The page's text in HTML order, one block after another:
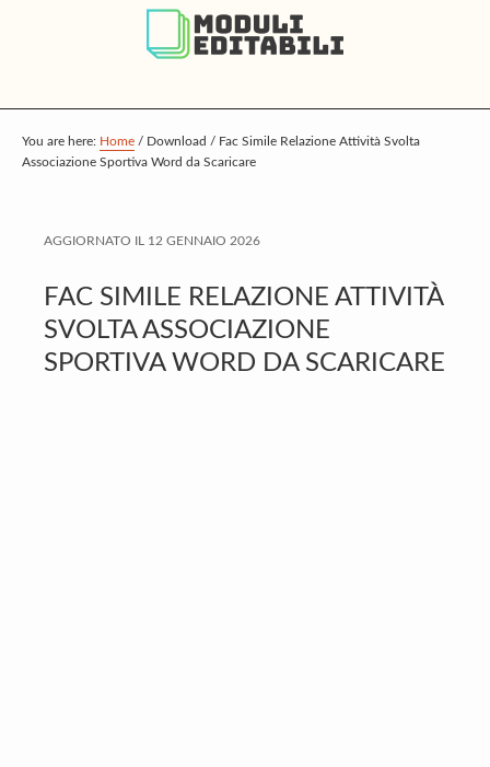
p
t
a
n
c
o
p
t
r
m
a
r
p
t
o
t
e
r
You are here: Home / Download / Fac Simile Relazione Attività Svolta
Associazione Sportiva Word da Scaricare
AGGIORNATO IL 12 GENNAIO 2026
FAC SIMILE RELAZIONE ATTIVITÀ
SVOLTA ASSOCIAZIONE
SPORTIVA WORD DA SCARICARE